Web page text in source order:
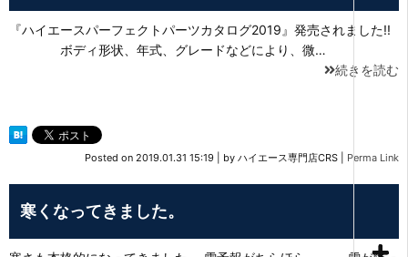
『ハイエースパーフェクトパーツカタログ2019』発売されました!!
ボディ形状、年式、グレードなどにより、微…
続きを読む
Posted on 2019.01.31 15:19 by ハイエース専門店CRS Perma Link
寒くなってきました。